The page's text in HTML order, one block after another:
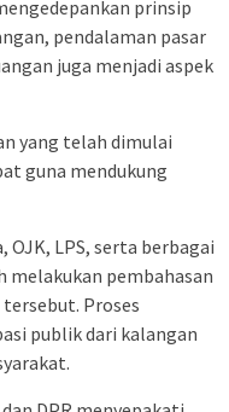
prinsip
pendalaman pasar
juga menjadi aspek
yang telah dimulai
guna mendukung
LPS, serta berbagai
pembahasan
Proses
publik dari kalangan